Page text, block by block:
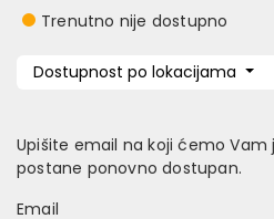
Trenutno nije dostupno
Dostupnost po lokacijama
Upišite email na koji ćemo Vam
postane ponovno dostupan.
Email